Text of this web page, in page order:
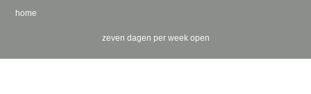
home
zeven dagen per week open